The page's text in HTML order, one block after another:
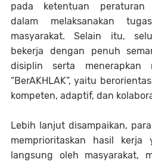
pada ketentuan peraturan
dalam melaksanakan
masyarakat. Selain itu,
bekerja dengan penuh
disiplin serta menerapkan
“BerAKHLAK”, yaitu
kompeten, adaptif, dan
Lebih lanjut disampaikan,
memprioritaskan hasil kerja
langsung oleh masyarakat,